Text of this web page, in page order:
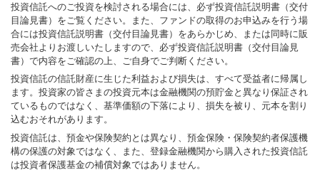
投資信託へのご投資を検討される場合には、必ず投資信託説明書（交付
目論見書）をご覧ください。また、ファンドの取得のお申込みを行う場
合には投資信託説明書（交付目論見書）をあらかじめ、または同時に販
売会社よりお渡しいたしますので、必ず投資信託説明書（交付目論見
書）で内容をご確認の上、ご自身でご判断ください。
投資信託の信託財産に生じた利益および損失は、すべて受益者に帰属し
ます。投資家の皆さまの投資元本は金融機関の預貯金と異なり保証され
ているものではなく、基準価額の下落により、損失を被り、元本を割り
込むおそれがあります。
投資信託は、預金や保険契約とは異なり、預金保険・保険契約者保護機
構の保護の対象ではなく、また、登録金融機関から購入された投資信託
は投資者保護基金の補償対象ではありません。